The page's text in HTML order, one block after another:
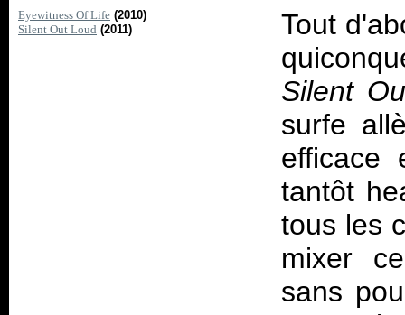
Eyewitness Of Life (2010)
Silent Out Loud (2011)
Tout
Silent
surfe
efficace
tantôt
tous les
mixer
sans